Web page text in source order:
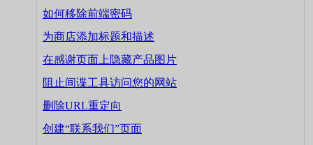
如何移除前端密码
为商店添加标题和描述
在感谢页面上隐藏产品图片
阻止间谍工具访问您的网站
删除URL重定向
创建“联系我们”页面